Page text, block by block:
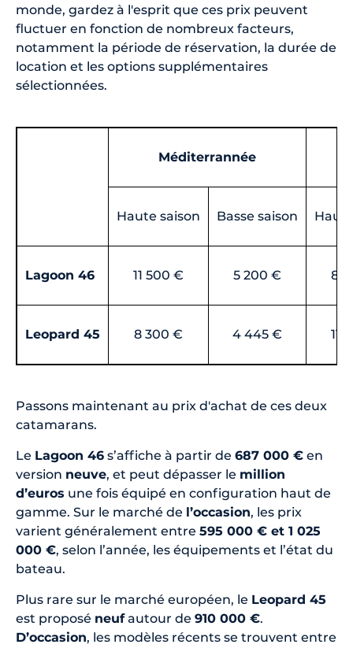
monde, gardez à l'esprit que ces prix peuvent
fluctuer en fonction de nombreux facteurs,
notamment la période de réservation, la durée de
location et les options supplémentaires
sélectionnées.
Méditerrannée
Haute saison Basse saison
Lagoon 46 11 500 € 5 200 € 8
Leopard 45 8 300 € 4 445 € 11
Passons maintenant au prix d'achat de ces deux
catamarans.
Le Lagoon 46 s’affiche à partir de 687 000 € en
version neuve, et peut dépasser le million
d’euros une fois équipé en configuration haut de
gamme. Sur le marché de l’occasion, les prix
varient généralement entre 595 000 € et 1 025
000 €, selon l’année, les équipements et l’état du
bateau.
Plus rare sur le marché européen, le Leopard 45
est proposé neufautour de 910 000 €.
D’occasion, les modèles récents se trouvent entre